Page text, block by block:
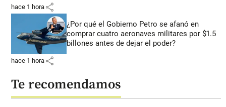
hace 1 hora share
¿Por qué el Gobierno Petro se afanó en
comprar cuatro aeronaves militares por $1.5
billones antes de dejar el poder?
hace 1 hora share
Te recomendamos